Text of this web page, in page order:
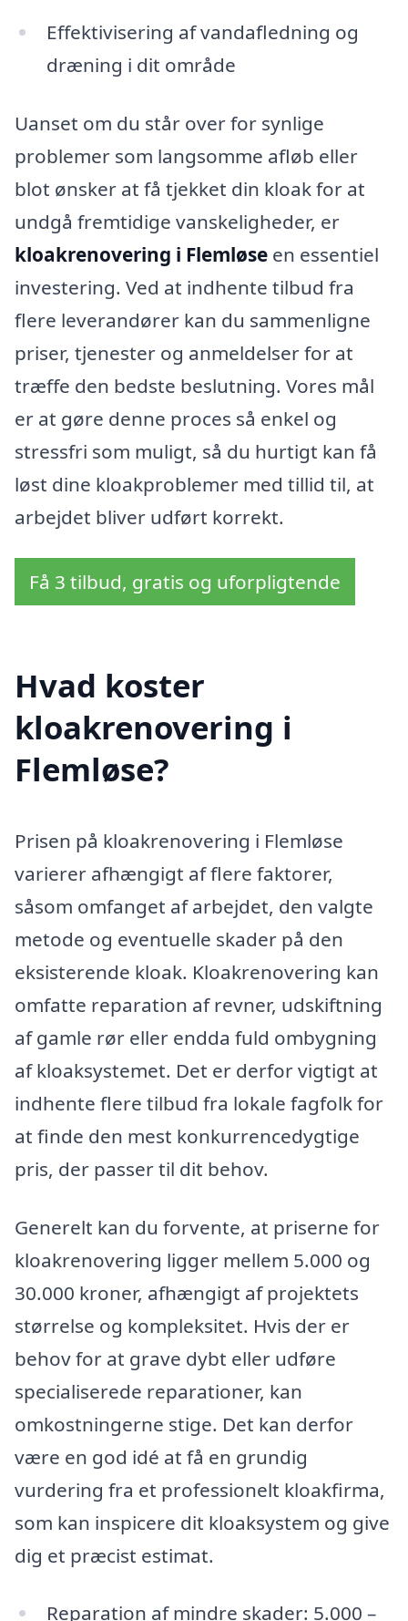
Effektivisering af vandafledning og
dræning i dit område
Uanset om du står over for synlige
problemer som langsomme afløb eller
blot ønsker at få tjekket din kloak for at
undgå fremtidige vanskeligheder, er
kloakrenovering i Flemløse en essentiel
investering. Ved at indhente tilbud fra
flere leverandører kan du sammenligne
priser, tjenester og anmeldelser for at
træffe den bedste beslutning. Vores mål
er at gøre denne proces så enkel og
stressfri som muligt, så du hurtigt kan få
løst dine kloakproblemer med tillid til, at
arbejdet bliver udført korrekt.
Få 3 tilbud, gratis og uforpligtende
Hvad koster
kloakrenovering i
Flemløse?
Prisen på kloakrenovering i Flemløse
varierer afhængigt af flere faktorer,
såsom omfanget af arbejdet, den valgte
metode og eventuelle skader på den
eksisterende kloak. Kloakrenovering kan
omfatte reparation af revner, udskiftning
af gamle rør eller endda fuld ombygning
af kloaksystemet. Det er derfor vigtigt at
indhente flere tilbud fra lokale fagfolk for
at finde den mest konkurrencedygtige
pris, der passer til dit behov.
Generelt kan du forvente, at priserne for
kloakrenovering ligger mellem 5.000 og
30.000 kroner, afhængigt af projektets
størrelse og kompleksitet. Hvis der er
behov for at grave dybt eller udføre
specialiserede reparationer, kan
omkostningerne stige. Det kan derfor
være en god idé at få en grundig
vurdering fra et professionelt kloakfirma,
som kan inspicere dit kloaksystem og give
dig et præcist estimat.
Reparation af mindre skader: 5.000 –